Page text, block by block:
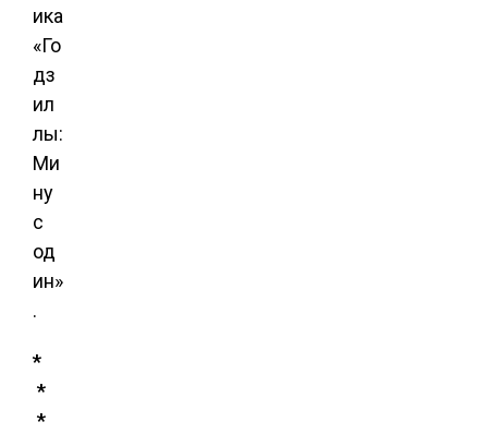
ика
«Го
дз
ил
лы:
Ми
ну
с
од
ин»
.
*
*
*